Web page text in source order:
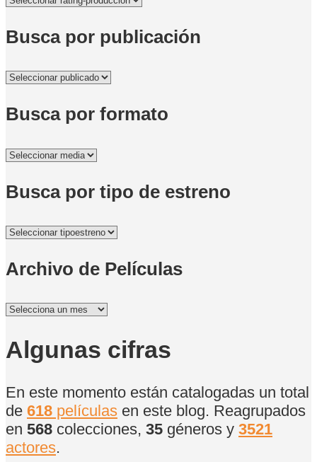
Busca por publicación
Busca por formato
Busca por tipo de estreno
Archivo de Películas
Archivo
Películas
Algunas cifras
En este momento están catalogadas un total
de 618 películas en este blog. Reagrupados
en 568 colecciones, 35 géneros y 3521
actores.